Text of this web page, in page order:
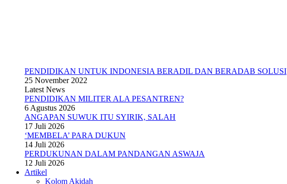
PENDIDIKAN UNTUK INDONESIA BERADIL DAN BERADAB SOLUSI
25 November 2022
Latest News
PENDIDIKAN MILITER ALA PESANTREN?
6 Agustus 2026
ANGAPAN SUWUK ITU SYIRIK, SALAH
17 Juli 2026
‘MEMBELA’ PARA DUKUN
14 Juli 2026
PERDUKUNAN DALAM PANDANGAN ASWAJA
12 Juli 2026
Artikel
Kolom Akidah